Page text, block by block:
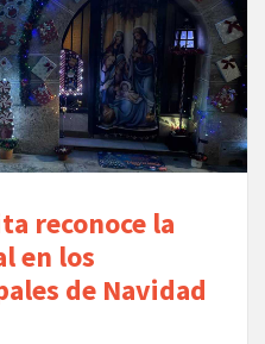
reconoce la
en los
de Navidad